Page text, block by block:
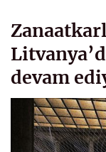
devam